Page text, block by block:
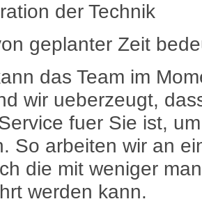
der Technik
geplanter Zeit
das Team im
wir ueberzeugt,
fuer Sie ist,
So arbeiten wir an
die mit weniger
werden kann.